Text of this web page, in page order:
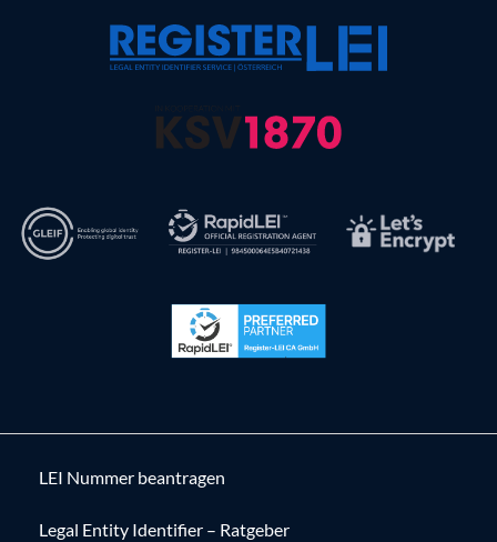
LEI Nummer beantragen
Legal Entity Identifier – Ratgeber